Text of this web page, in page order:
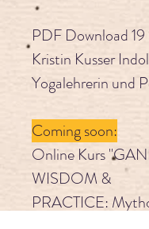
PDF Download
Kristin Kusser
Yogalehrerin und
Coming soon:
Online Kurs
WISDOM &
PRACTICE: